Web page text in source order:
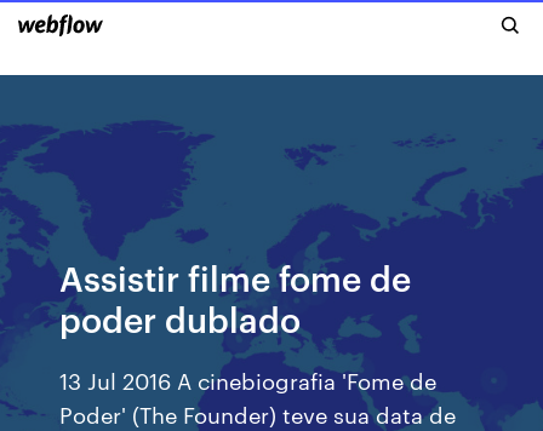
Assistir filme fome de
poder dublado
13 Jul 2016 A cinebiografia 'Fome de
Poder' (The Founder) teve sua data de